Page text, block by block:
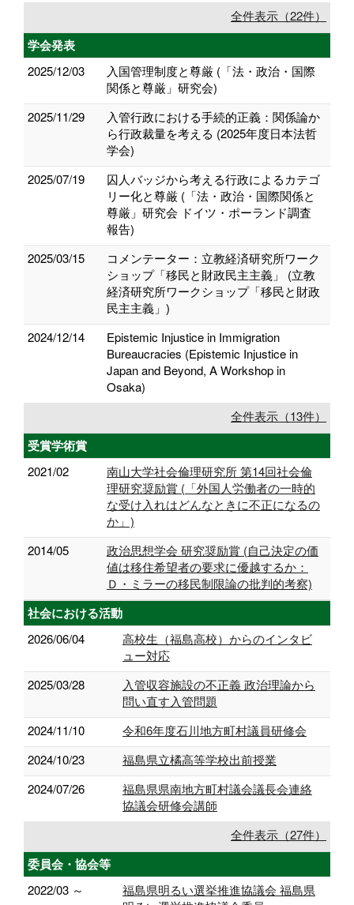
全件表示（22件）
学会発表
2025/12/03
入国管理制度と尊厳 (「法・政治・国際
関係と尊厳」研究会)
2025/11/29
⼊管⾏政における⼿続的正義：関係論か
ら⾏政裁量を考える (2025年度日本法哲
学会)
2025/07/19
囚人バッジから考える行政によるカテゴ
リー化と尊厳 (「法・政治・国際関係と
尊厳」研究会 ドイツ・ポーランド調査
報告)
2025/03/15
コメンテーター：⽴教経済研究所ワーク
ショップ「移⺠と財政⺠主主義」 (⽴教
経済研究所ワークショップ「移⺠と財政
⺠主主義」)
2024/12/14
Epistemic Injustice in Immigration
Bureaucracies (Epistemic Injustice in
Japan and Beyond, A Workshop in
Osaka)
全件表示（13件）
受賞学術賞
2021/02
南山大学社会倫理研究所 第14回社会倫
理研究奨励賞 (「外国人労働者の一時的
な受け入れはどんなときに不正になるの
か」)
2014/05
政治思想学会 研究奨励賞 (自己決定の価
値は移住希望者の要求に優越するか：
Ｄ・ミラーの移民制限論の批判的考察)
社会における活動
2026/06/04
高校生（福島高校）からのインタビ
ュー対応
2025/03/28
入管収容施設の不正義 政治理論から
問い直す入管問題
2024/11/10
令和6年度石川地方町村議員研修会
2024/10/23
福島県立橘高等学校出前授業
2024/07/26
福島県県南地方町村議会議⻑会連絡
協議会研修会講師
全件表示（27件）
委員会・協会等
2022/03 ～
福島県明るい選挙推進協議会 福島県